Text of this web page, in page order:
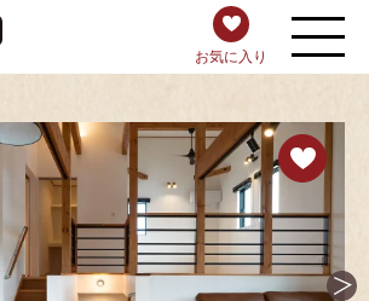
お気に入り